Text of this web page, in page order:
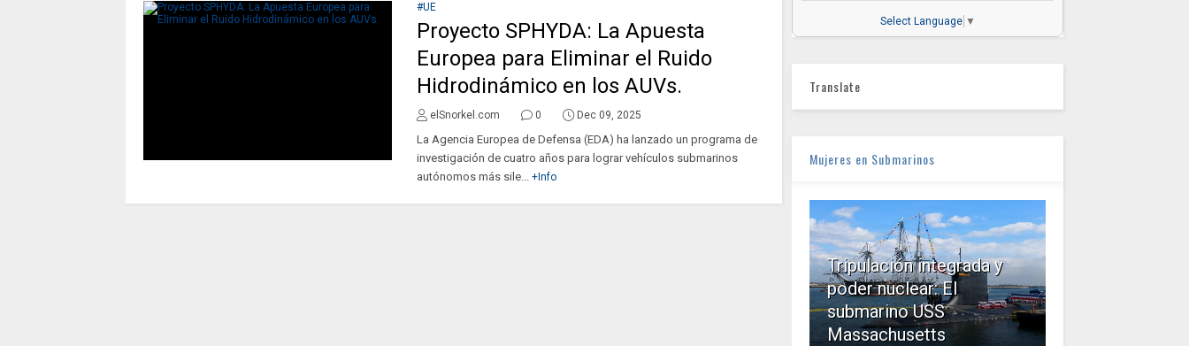
#UE
Proyecto SPHYDA: La Apuesta
Europea para Eliminar el Ruido
Hidrodinámico en los AUVs.
elSnorkel.com 0 Dec 09, 2025
La Agencia Europea de Defensa (EDA) ha lanzado un programa de
investigación de cuatro años para lograr vehículos submarinos
autónomos más sile... +Info
Select Language ▼
Translate
Mujeres en Submarinos
Tripulación integrada y
poder nuclear: El
submarino USS
Massachusetts